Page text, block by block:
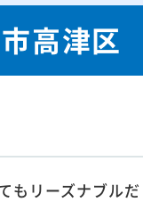
高津
もリーズナブル